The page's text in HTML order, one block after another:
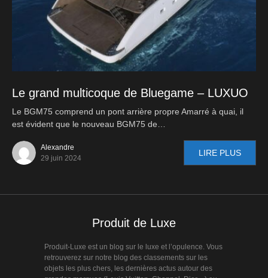
Le grand multicoque de Bluegame – LUXUO
Le BGM75 comprend un pont arrière propre Amarré à quai, il
est évident que le nouveau BGM75 de…
Alexandre
29 juin 2024
LIRE PLUS
Produit de Luxe
Produit-Luxe est un blog sur le luxe et l’opulence. Vous
retrouverez sur notre blog des classements sur les
objets les plus chers, les dernières actus autour des